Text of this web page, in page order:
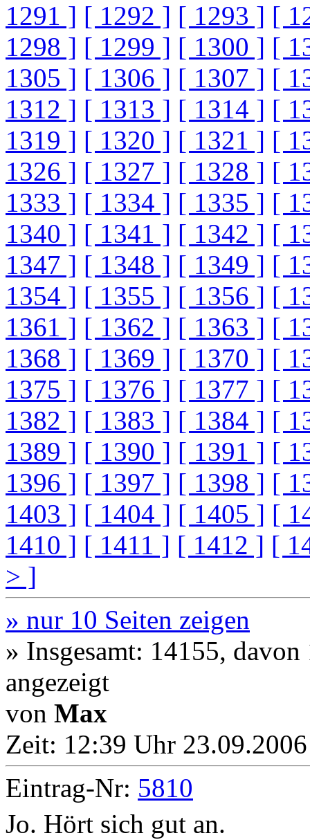
1291 ] [ 1292 ] [ 1293 ] [
1298 ] [ 1299 ] [ 1300 ] [
1305 ] [ 1306 ] [ 1307 ] [
1312 ] [ 1313 ] [ 1314 ] [
1319 ] [ 1320 ] [ 1321 ] [
1326 ] [ 1327 ] [ 1328 ] [
1333 ] [ 1334 ] [ 1335 ] [
1340 ] [ 1341 ] [ 1342 ] [
1347 ] [ 1348 ] [ 1349 ] [
1354 ] [ 1355 ] [ 1356 ] [
1361 ] [ 1362 ] [ 1363 ] [
1368 ] [ 1369 ] [ 1370 ] [
1375 ] [ 1376 ] [ 1377 ] [
1382 ] [ 1383 ] [ 1384 ] [
1389 ] [ 1390 ] [ 1391 ] [
1396 ] [ 1397 ] [ 1398 ] [
1403 ] [ 1404 ] [ 1405 ] [
1410 ] [ 1411 ] [ 1412 ] [
> ]
» nur 10 Seiten zeigen
» Insgesamt: 14155,
angezeigt
von Max
Zeit: 12:39 Uhr
Eintrag-Nr: 5810
Jo. Hört sich gut an.